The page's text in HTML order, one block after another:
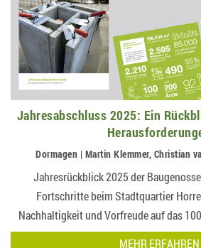
Jahresabschluss 2025: Ein
Dormagen | Martin Klemmer, Christian
Jahresrückblick 2025 der
Fortschritte beim Stadtquartier
Nachhaltigkeit und Vorfreude auf das
MEHR ERFAHREN